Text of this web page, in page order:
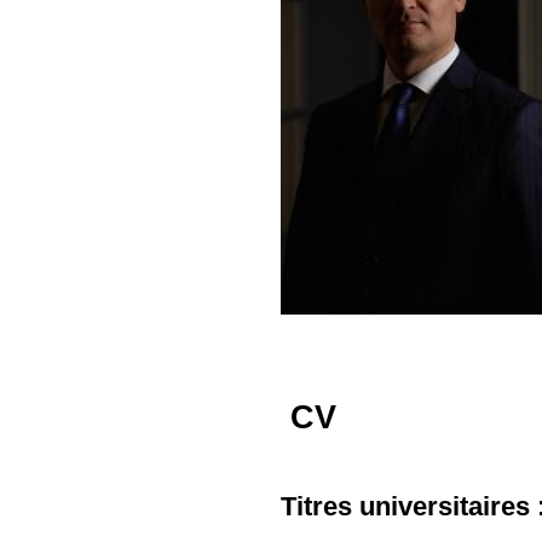
CV
Titres universitaires